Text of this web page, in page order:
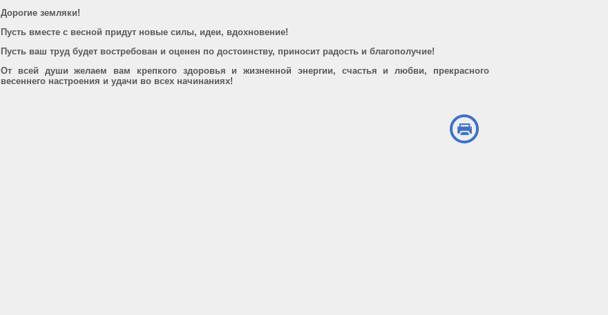
Дорогие земляки!
Пусть вместе с весной придут новые силы, идеи, вдохновение!
Пусть ваш труд будет востребован и оценен по достоинству, приносит радость и благополучие!
От всей души желаем вам крепкого здоровья и жизненной энергии, счастья и любви, прекрасного
весеннего настроения и удачи во всех начинаниях!